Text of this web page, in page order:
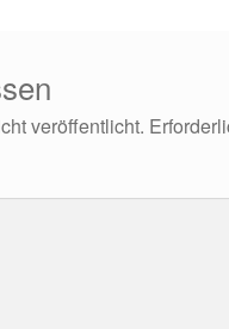
veröffentlicht.